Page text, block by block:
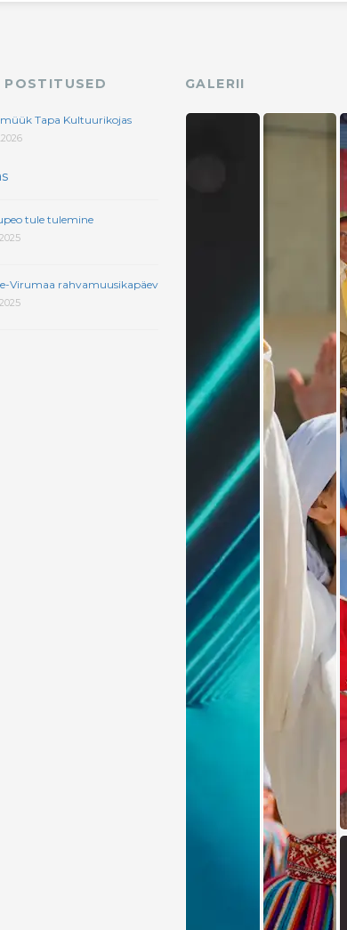
POSTITUSED
Tapa Kultuurikojas
tule tulemine
Virumaa rahvamuusikapäev
GALERII